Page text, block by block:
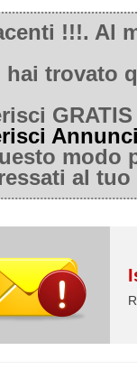
!!!. Al
hai trovato
modo
al